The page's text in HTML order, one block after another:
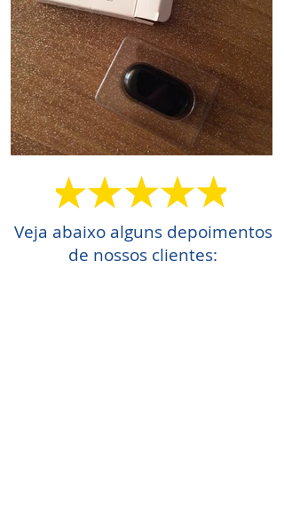
Veja abaixo alguns depoimentos
de nossos clientes: